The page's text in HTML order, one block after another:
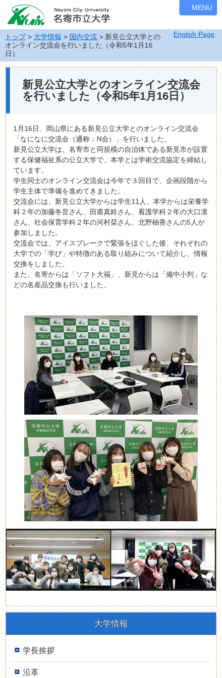
ナ
ビ
ゲ
ー
シ
ョ
ン
English Page
MENU
トップ> 大学情報 > 国内交流 > 新見公立大学との
オンライン交流会を行いました（令和5年1月16
日）
新見公立大学とのオンライン交流会
を行いました（令和5年1月16日）
1月16日、岡山県にある新見公立大学とのオンライン交流会
「なになに交流会（通称：N会）」を行いました。
新見公立大学は、名寄市と同規模の自治体である新見市が設置
する保健福祉系の公立大学で、本学とは学術交流協定を締結し
ています。
学生同士のオンライン交流会は今年で３回目で、企画段階から
学生主体で準備を進めてきました。
交流会には、新見公立大学からは学生11人、本学からは栄養学
科２年の加藤冬音さん、田甫真鈴さん、看護学科２年の大口凛
さん、社会保育学科２年の河村栞さん、北野柚香さんの5人が
参加しました。
交流会では、アイスブレークで緊張をほぐした後、それぞれの
大学での「学び」や特徴のある取り組みについて紹介し、情報
交換をしました。
また、名寄からは「ソフト大福」、新見からは「備中小判」な
どの名産品交換も行いました。
大学情報
学長挨拶
沿革